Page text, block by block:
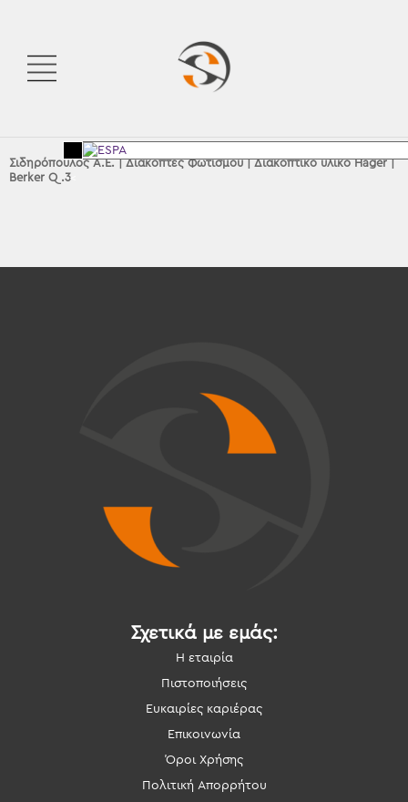
<
Σιδηρόπουλος Α.Ε.|Διακόπτες Φωτισμού|Διακοπτικό υλικό Hager|
Berker Q.3
Σχετικά με εμάς:
Η εταιρία
Πιστοποιήσεις
Ευκαιρίες καριέρας
Επικοινωνία
Όροι Χρήσης
Πολιτική Απορρήτου